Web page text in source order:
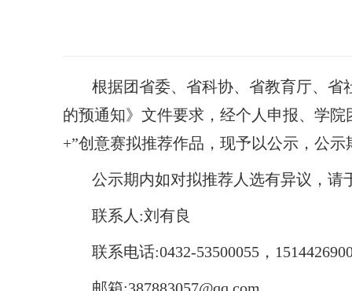
根据团省委、省科协、省教育厅、省
的预通知》文件要求，经个人申报、学
+”创意赛拟推荐作品，现予以公示，公示
公示期内如对拟推荐人选有异议，请
联系人:刘有良
联系电话:0432-53500055，